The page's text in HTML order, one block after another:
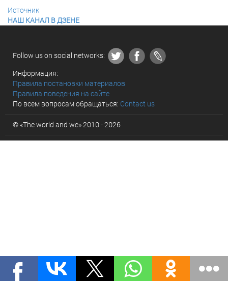
Источник
НАШ КАНАЛ В ДЗЕНЕ
Follow us on social networks:
Информация:
Правила постановки материалов
Правила поведения на сайте
По всем вопросам обращаться: Contact us
© «The world and we» 2010 - 2026